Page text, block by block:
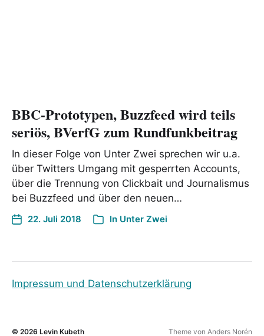
BBC-Prototypen, Buzzfeed wird teils
seriös, BVerfG zum Rundfunkbeitrag
In dieser Folge von Unter Zwei sprechen wir u.a.
über Twitters Umgang mit gesperrten Accounts,
über die Trennung von Clickbait und Journalismus
bei Buzzfeed und über den neuen…
22. Juli 2018 In Unter Zwei
Impressum und Datenschutzerklärung
© 2026 Levin Kubeth Theme von Anders Norén